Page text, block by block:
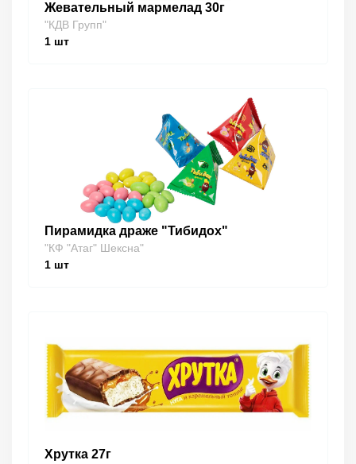
Жевательный мармелад 30г
"КДВ Групп"
1 шт
Пирамидка драже "Тибидох"
"КФ "Атаг" Шексна"
1 шт
Хрутка 27г